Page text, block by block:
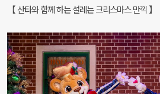
【 산타와 함께 하는 설레는 크리스마스 만끽 】